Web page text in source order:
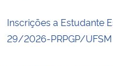
Inscrições a Estudante
29/2026-PRPGP/UFSM